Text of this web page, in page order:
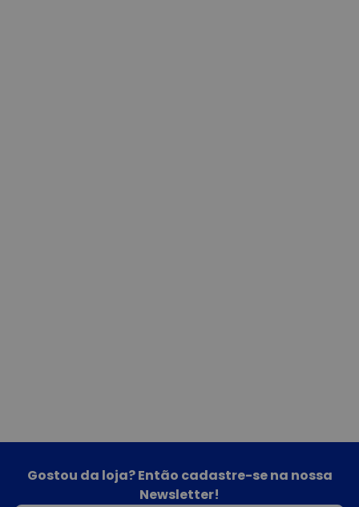
Gostou da loja? Então cadastre-se na nossa
Newsletter!